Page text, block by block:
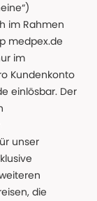
im Rahmen
medpex.de
im
Kundenkonto
einlösbar. Der
unser
die